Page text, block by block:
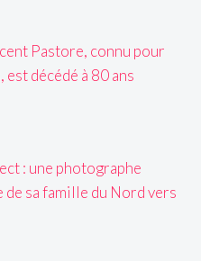
Pastore, connu pour
décédé à 80 ans
: une photographe
sa famille du Nord vers